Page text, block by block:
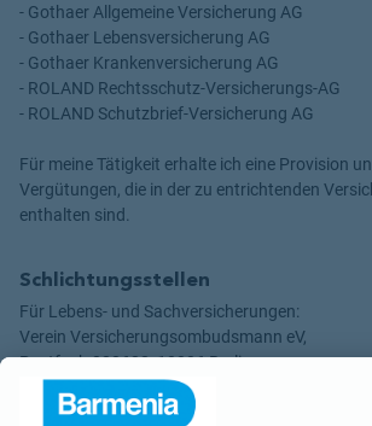
- Gothaer Allgemeine Versicherung AG
- Gothaer Lebensversicherung AG
- Gothaer Krankenversicherung AG
- ROLAND Rechtsschutz-Versicherungs-AG
- ROLAND Schutzbrief-Versicherung AG
Für meine Tätigkeit erhalte ich eine Provision
Vergütungen, die in der zu entrichtenden
enthalten sind.
Schlichtungsstellen
Für Lebens- und Sachversicherungen:
Verein Versicherungsombudsmann eV,
Postfach 080632, 10006 Berlin
Für private Krankenversicherungen: